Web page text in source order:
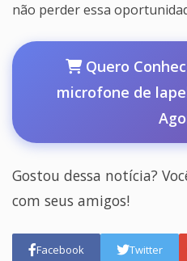
não perder essa
Quero
microfone de
Gostou dessa notícia?
com seus amigos!
Facebook Twitter